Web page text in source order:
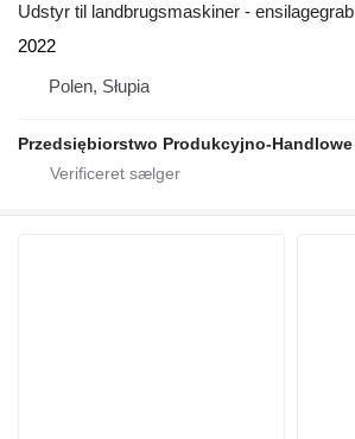
Udstyr til landbrugsmaskiner - ensilagegrab
2022
Polen, Słupia